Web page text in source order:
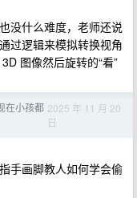
没什么难度，老师还说
过逻辑来模拟转换视角
图像然后旋转的“看”
在小孩都 2025 年 11 月 20
日
手画脚教人如何学会偷